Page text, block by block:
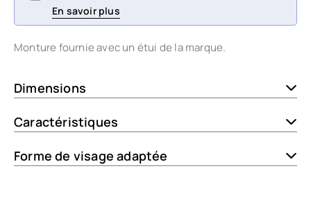
En savoir plus
Monture fournie avec un étui de la marque.
Dimensions
Caractéristiques
Forme de visage adaptée